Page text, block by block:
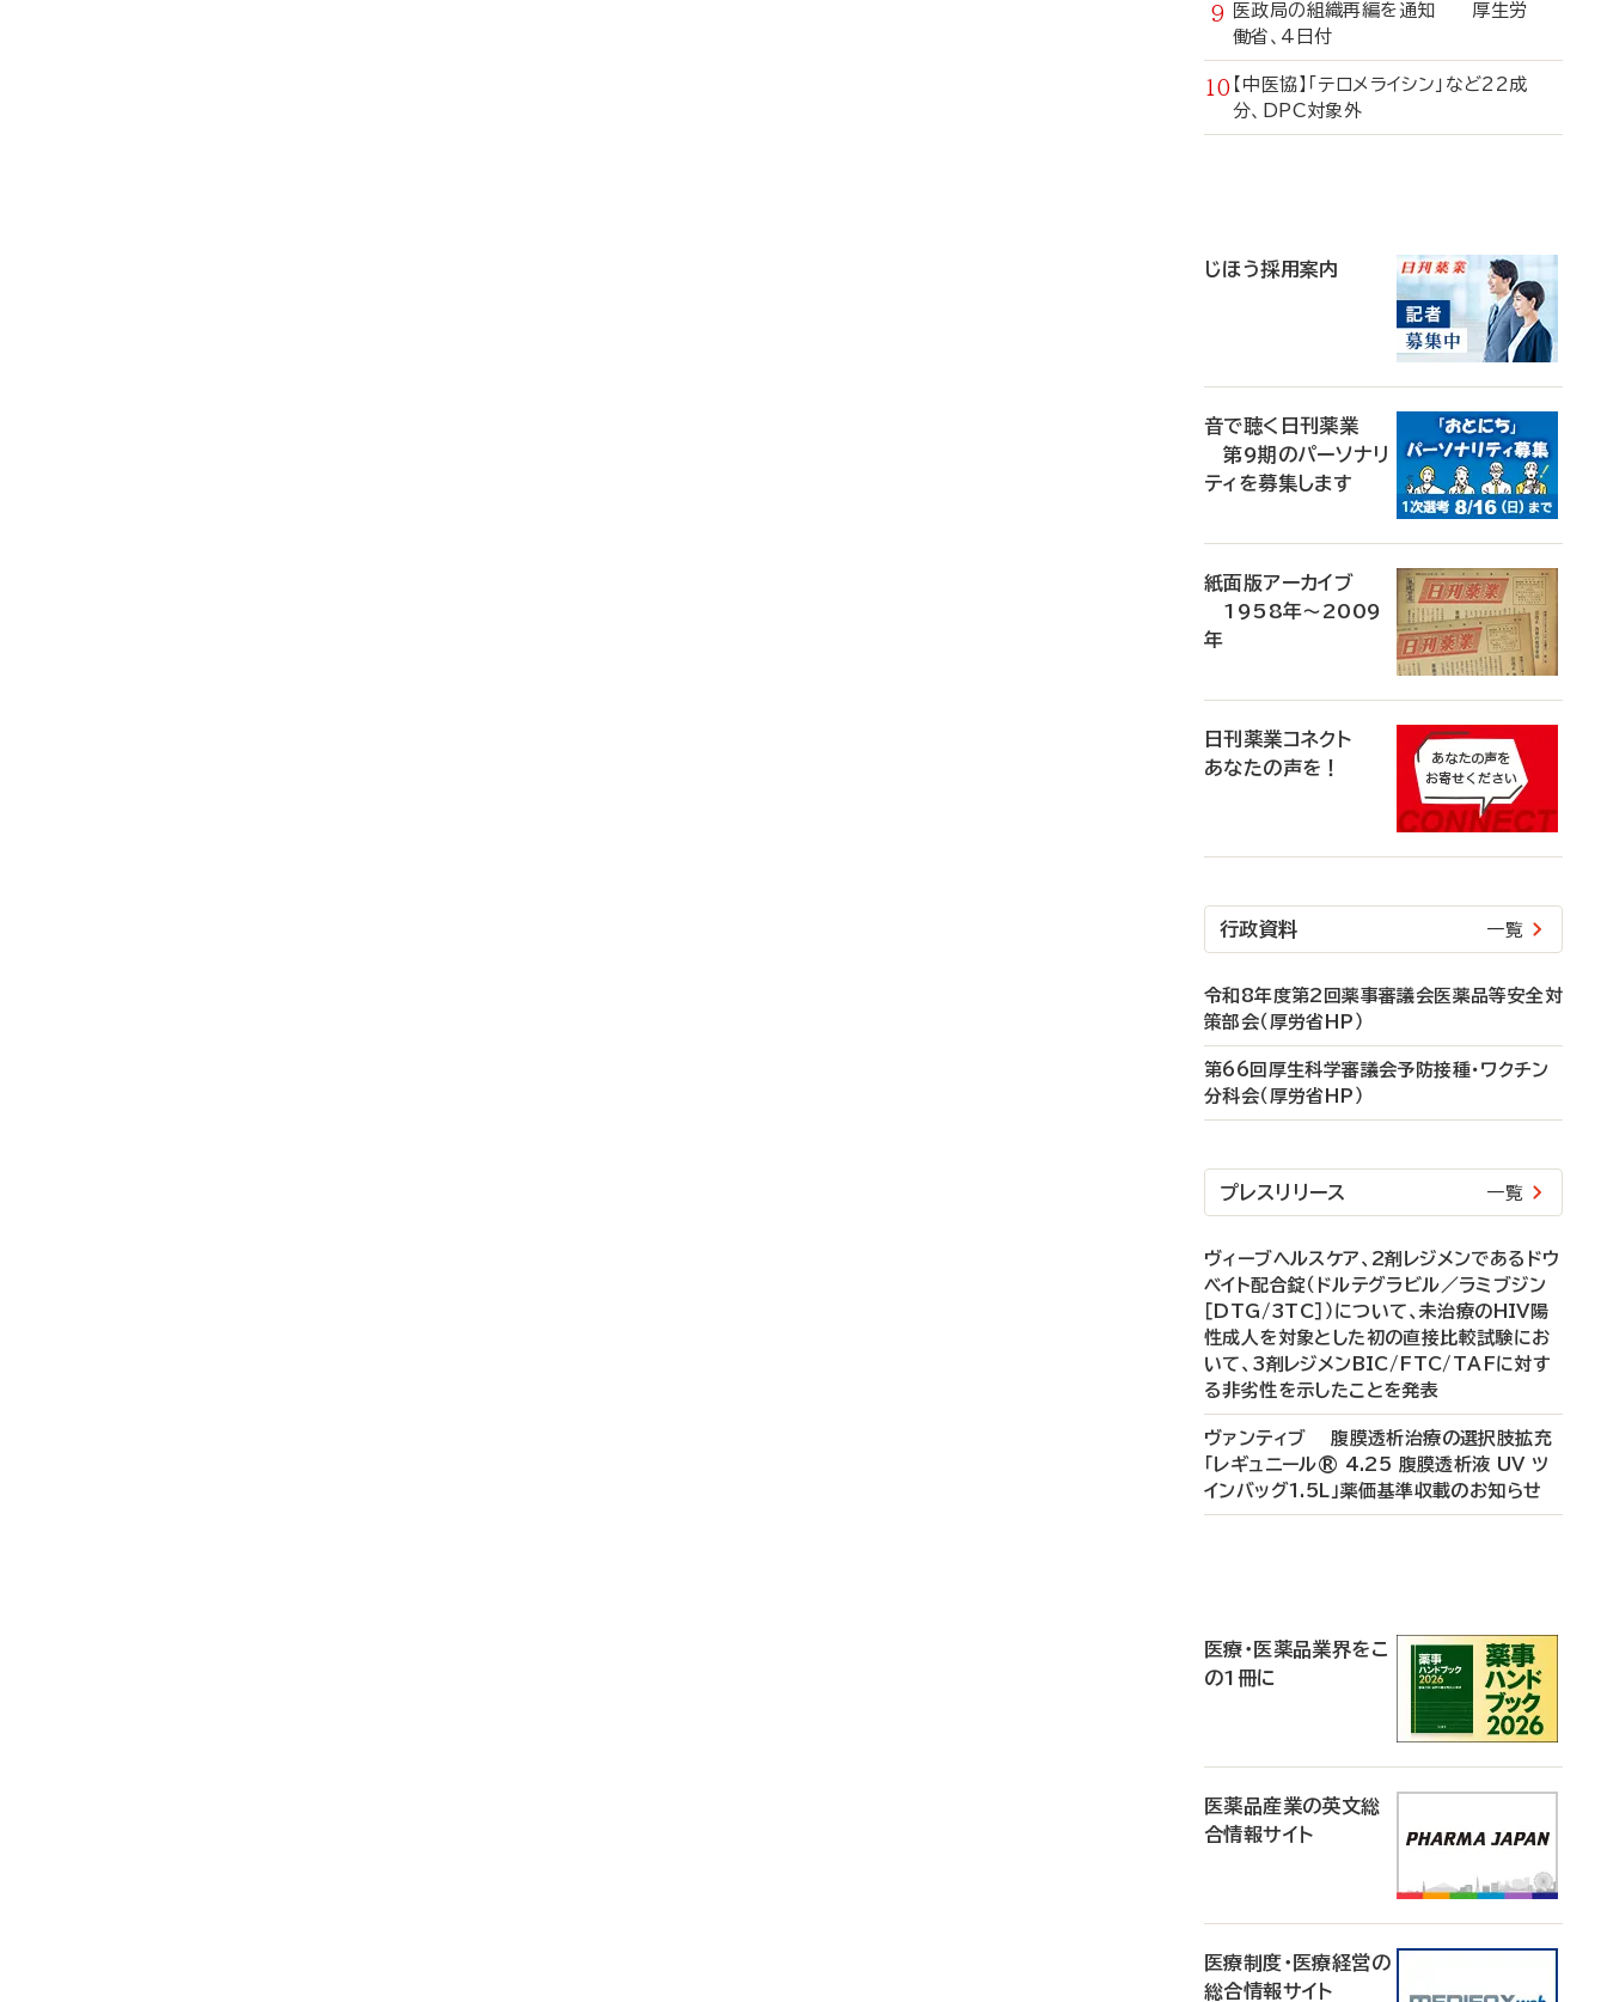
医政局の組織再編を通知 厚生労
働省、4日付
【中医協】「テロメライシン」など22成
分、DPC対象外
じほう採用案内
音で聴く日刊薬業
第9期のパーソナリ
ティを募集します
紙面版アーカイブ
1958年～2009
年
日刊薬業コネクト
あなたの声を！
行政資料 一覧
令和8年度第2回薬事審議会医薬品等安全対
策部会（厚労省HP）
第66回厚生科学審議会予防接種・ワクチン
分科会（厚労省HP）
プレスリリース 一覧
ヴィーブヘルスケア、2剤レジメンであるドウ
ベイト配合錠（ドルテグラビル／ラミブジン
［DTG/3TC］）について、未治療のHIV陽
性成人を対象とした初の直接比較試験にお
いて、3剤レジメンBIC/FTC/TAFに対す
る非劣性を示したことを発表
ヴァンティブ 腹膜透析治療の選択肢拡充
「レギュニール® 4.25 腹膜透析液 UV ツ
インバッグ1.5L」薬価基準収載のお知らせ
医療・医薬品業界をこ
の1冊に
医薬品産業の英文総
合情報サイト
医療制度・医療経営の
総合情報サイト